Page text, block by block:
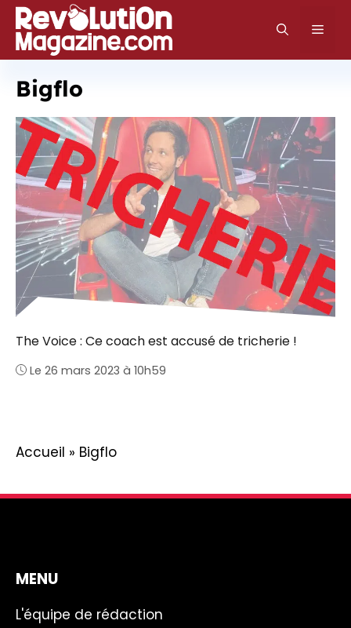
Aller
au
contenu
Bigflo
The Voice : Ce coach est accusé de tricherie !
Le 26 mars 2023 à 10h59
Accueil » Bigflo
MENU
L'équipe de rédaction